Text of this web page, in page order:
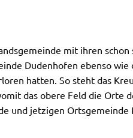
mit ihren
Dudenhofen ebenso
hatten. So steht das
das obere Feld die Orte
und jetzigen